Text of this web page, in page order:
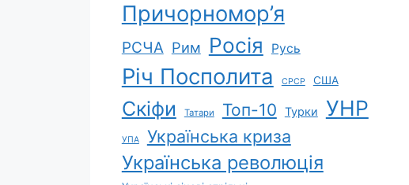
Причорномор’я
РСЧА Рим Росія Русь
Річ Посполита СРСР США
Скіфи Татари Топ-10 Турки УНР
УПА Українська криза
Українська революція